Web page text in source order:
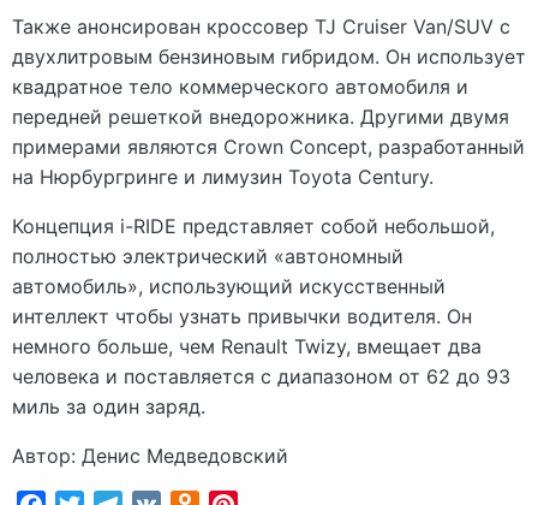
Также анонсирован кроссовер TJ Cruiser Van/SUV с
двухлитровым бензиновым гибридом. Он использует
квадратное тело коммерческого автомобиля и
передней решеткой внедорожника. Другими двумя
примерами являются Crown Concept, разработанный
на Нюрбургринге и лимузин Toyota Century.
Концепция i-RIDE представляет собой небольшой,
полностью электрический «автономный
автомобиль», использующий искусственный
интеллект чтобы узнать привычки водителя. Он
немного больше, чем Renault Twizy, вмещает два
человека и поставляется с диапазоном от 62 до 93
миль за один заряд.
Автор: Денис Медведовский